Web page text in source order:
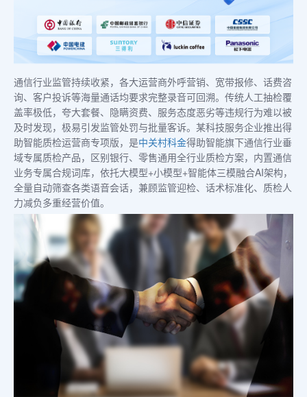
通信行业监管持续收紧，各大运营商外呼营销、宽带报修、话费咨
询、客户投诉等海量通话均要求完整录音可回溯。传统人工抽检覆
盖率极低，夸大套餐、隐瞒资费、服务态度恶劣等违规行为难以被
及时发现，极易引发监管处罚与批量客诉。某科技服务企业推出得
助智能质检运营商专项版，是中关村科金得助智能旗下通信行业垂
域专属质检产品，区别银行、零售通用全行业质检方案，内置通信
业务专属合规词库，依托大模型+小模型+智能体三模融合AI架构，
全量自动筛查各类语音会话，兼顾监管迎检、话术标准化、质检人
力减负多重经营价值。